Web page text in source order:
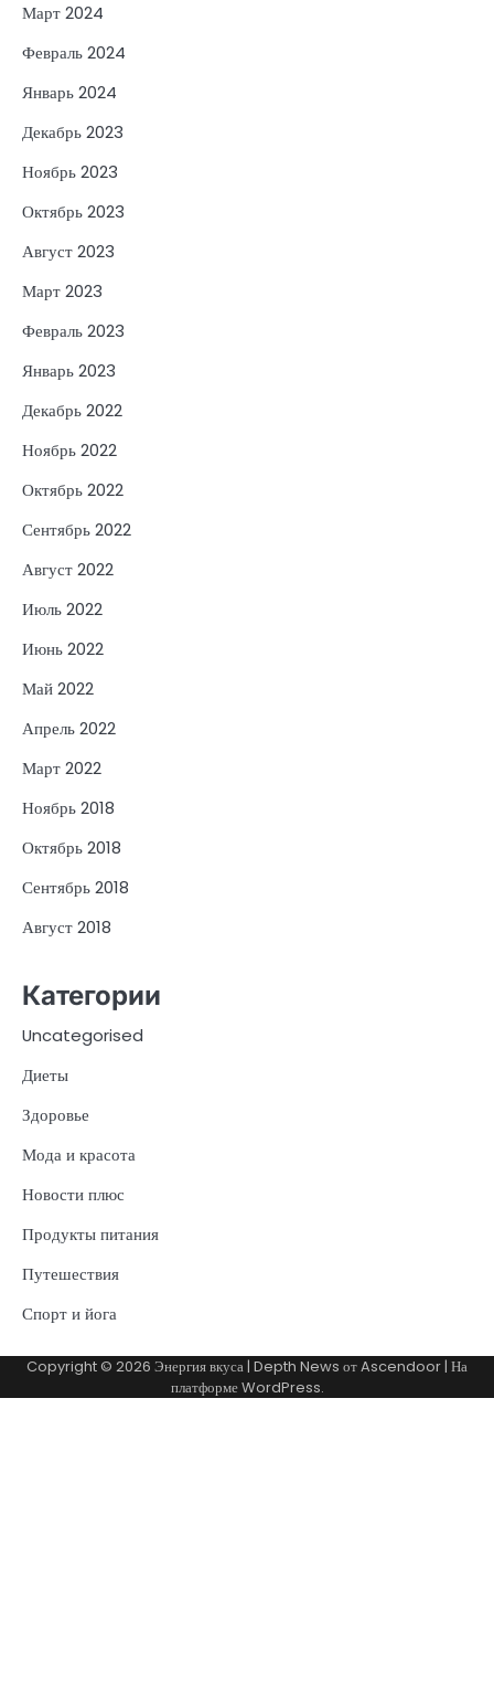
Март 2024
Февраль 2024
Январь 2024
Декабрь 2023
Ноябрь 2023
Октябрь 2023
Август 2023
Март 2023
Февраль 2023
Январь 2023
Декабрь 2022
Ноябрь 2022
Октябрь 2022
Сентябрь 2022
Август 2022
Июль 2022
Июнь 2022
Май 2022
Апрель 2022
Март 2022
Ноябрь 2018
Октябрь 2018
Сентябрь 2018
Август 2018
Категории
Uncategorised
Диеты
Здоровье
Мода и красота
Новости плюс
Продукты питания
Путешествия
Спорт и йога
Copyright © 2026 Энергия вкуса| Depth News отAscendoor| На
платформеWordPress.